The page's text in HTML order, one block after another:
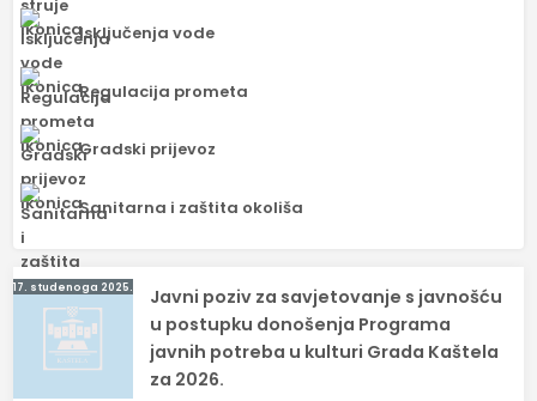
Isključenja vode
Regulacija prometa
Gradski prijevoz
Sanitarna i zaštita okoliša
Navigacija
objava
17. studenoga 2025.
Javni poziv za savjetovanje s javnošću
u postupku donošenja Programa
javnih potreba u kulturi Grada Kaštela
za 2026.